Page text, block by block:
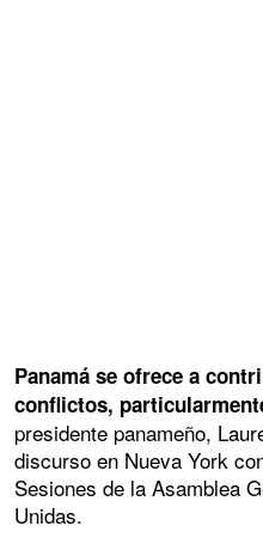
Panamá se ofrece a
conflictos,
presidente panameño,
discurso en Nueva York
Sesiones de la Asamblea
Unidas.